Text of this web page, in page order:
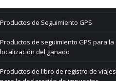
Productos de Seguimiento GPS
Productos de seguimiento GPS para la
localización del ganado
Productos de libro de registro de viajes